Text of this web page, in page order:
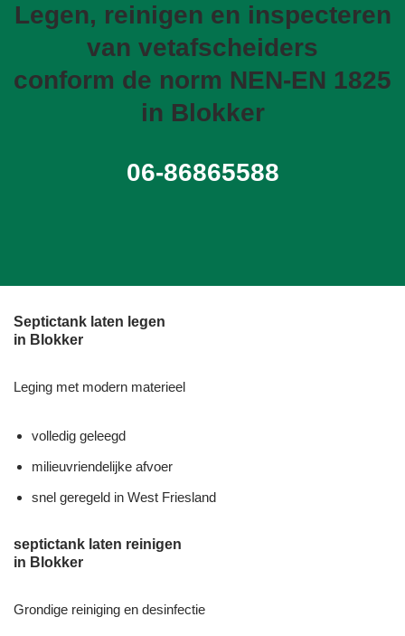
Legen, reinigen en inspecteren
van vetafscheiders
conform de norm NEN-EN 1825
in Blokker
06-86865588
Septictank laten legen
in Blokker
Leging met modern materieel
volledig geleegd
milieuvriendelijke afvoer
snel geregeld in West Friesland
septictank laten reinigen
in Blokker
Grondige reiniging en desinfectie